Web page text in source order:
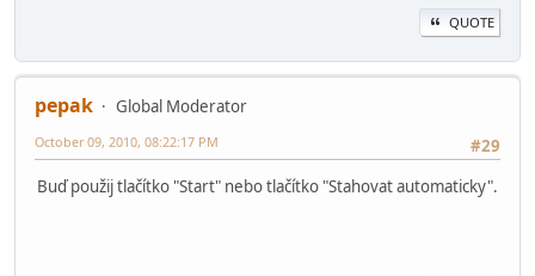
QUOTE
pepak
Global Moderator
#29
October 09, 2010, 08:22:17 PM
Buď použij tlačítko "Start" nebo tlačítko "Stahovat automaticky".